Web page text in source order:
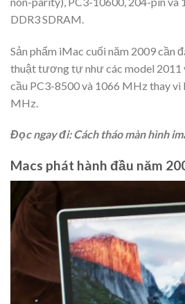
DDR3 SDRAM.
Sản phẩm iMac cuối năm 2009 cần
thuật tương tự như các model 2011
cầu PC3-8500 và 1066 MHz thay vì
MHz.
Đọc ngay đi:Cách tháo màn hình
Macs phát hành đầu năm